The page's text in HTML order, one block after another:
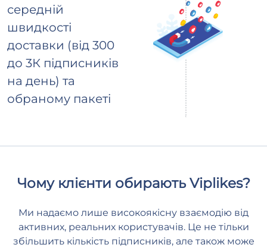
середній
швидкості
доставки (від 300
до 3К підписників
на день) та
обраному пакеті
Чому клієнти обирають Viplikes?
Ми надаємо лише високоякісну взаємодію від
активних, реальних користувачів. Це не тільки
збільшить кількість підписників, але також може